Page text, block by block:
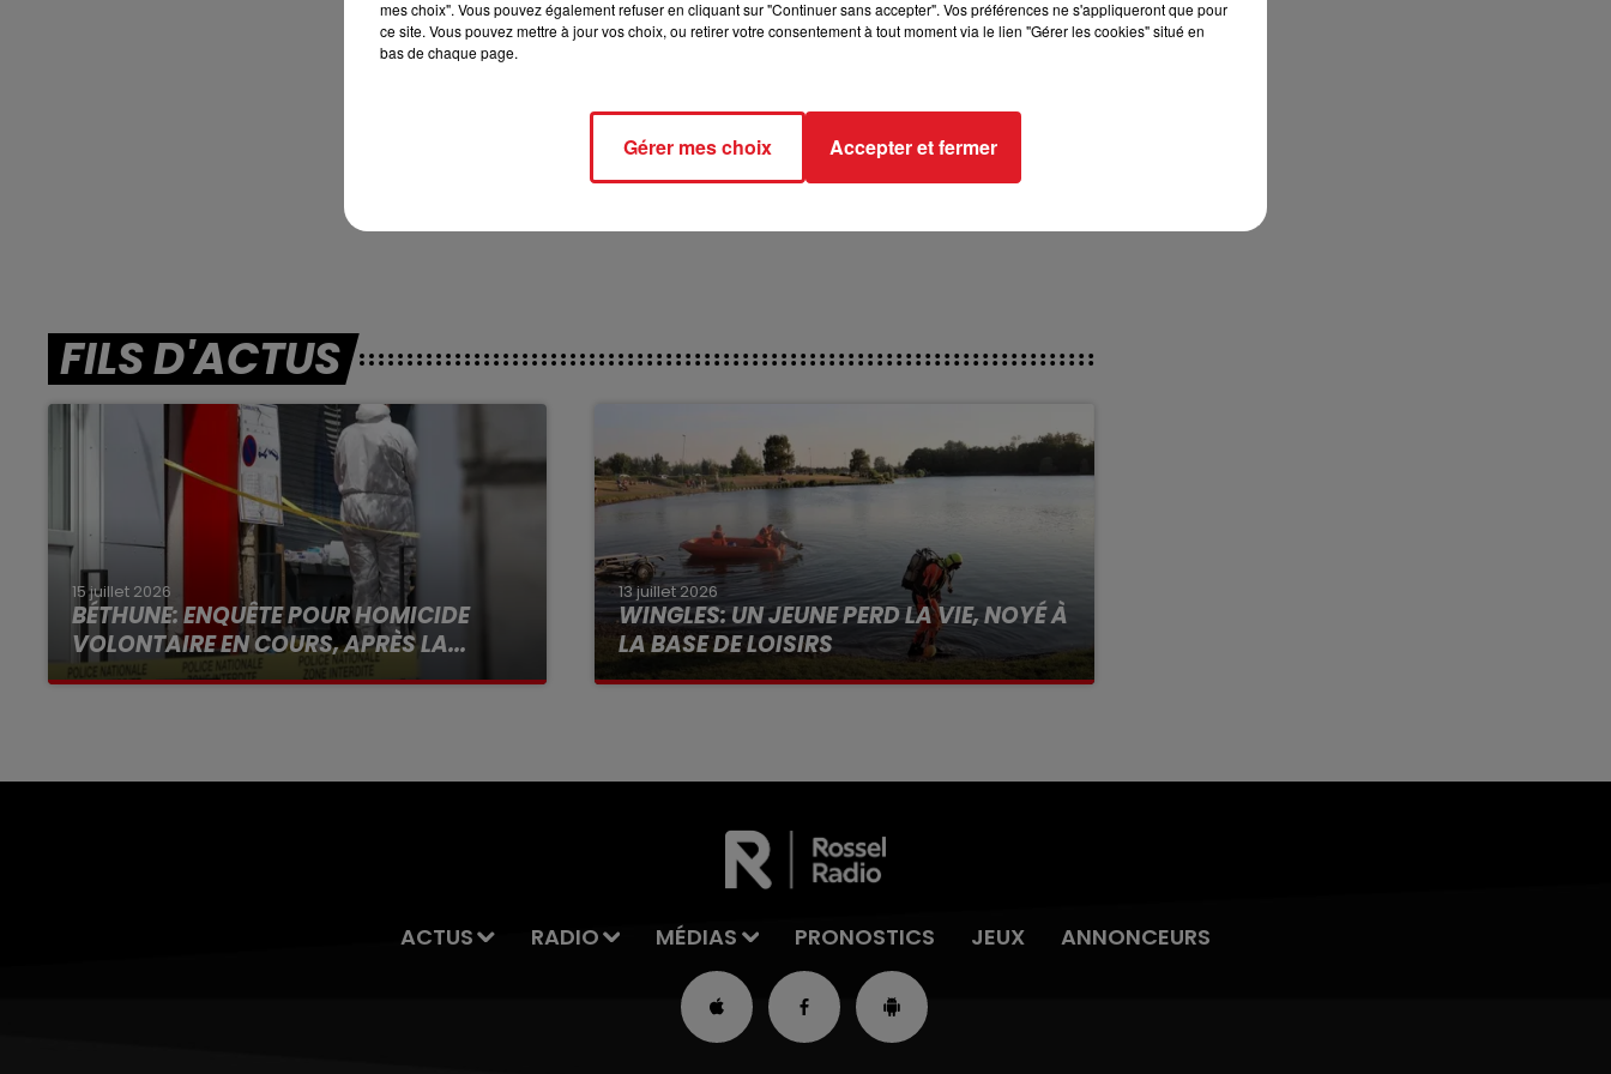
En direct des pistes
FILS D'ACTUS
15 juillet 2026
BÉTHUNE: ENQUÊTE POUR HOMICIDE
VOLONTAIRE EN COURS, APRÈS LA...
Selon les premiers éléments, le logement
13 juillet 2026
WINGLES: UN JEUNE PERD LA VIE, NOYÉ À
LA BASE DE LOISIRS
La victime a coulé à pic
ACTUS RADIO MÉDIAS PRONOSTICS JEUX ANNONCEURS
mes choix". Vous pouvez également refuser en cliquant sur "Continuer sans accepter". Vos préférences ne s'appliqueront que pour
ce site. Vous pouvez mettre à jour vos choix, ou retirer votre consentement à tout moment via le lien "Gérer les cookies" situé en
bas de chaque page.
Gérer mes choix Accepter et fermer